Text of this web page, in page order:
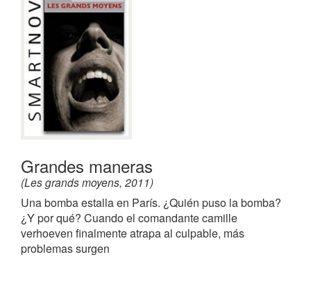
Grandes maneras
(Les grands moyens, 2011)
Una bomba estalla en París. ¿Quién puso la bomba?
¿Y por qué? Cuando el comandante camille
verhoeven finalmente atrapa al culpable, más
problemas surgen